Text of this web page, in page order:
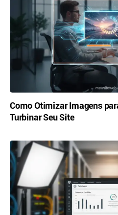
Como Otimizar Imagens
Turbinar Seu Site